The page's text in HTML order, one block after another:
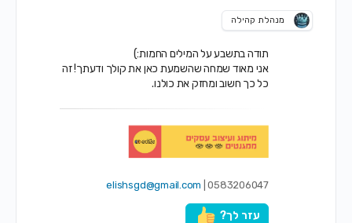
מנהלת קהילה
תודה בתשבע על המילים החמות:)
אני מאוד שמחה שהשמעת כאן את קולך ודעתך! זה
כל כך חשוב ומחזק את כולנו.
0583206047 |
elishsgd@gmail.com
עזר לך?